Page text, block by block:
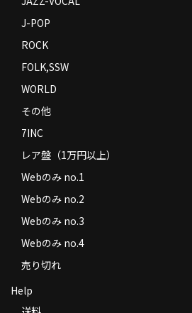
J-POP
ROCK
FOLK,SSW
WORLD
その他
7INC
レア盤（1万円以上）
Webのみ no.1
Webのみ no.2
Webのみ no.3
Webのみ no.4
売り切れ
Help